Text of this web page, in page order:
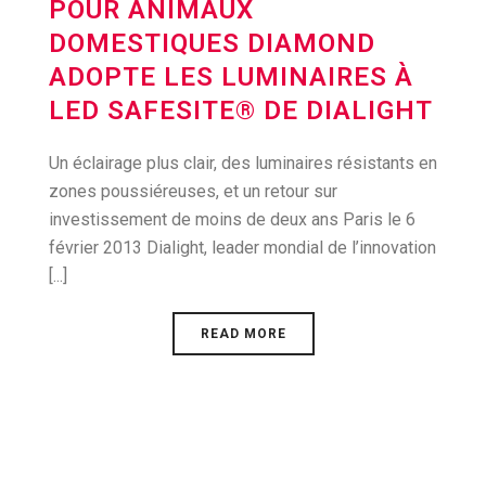
POUR ANIMAUX
DOMESTIQUES DIAMOND
ADOPTE LES LUMINAIRES À
LED SAFESITE® DE DIALIGHT
Un éclairage plus clair, des luminaires résistants en
zones poussiéreuses, et un retour sur
investissement de moins de deux ans Paris le 6
février 2013 Dialight, leader mondial de l’innovation
[...]
READ MORE